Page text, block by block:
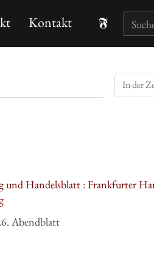
Kontakt
und Handelsblatt : Frankfurter
Abendblatt